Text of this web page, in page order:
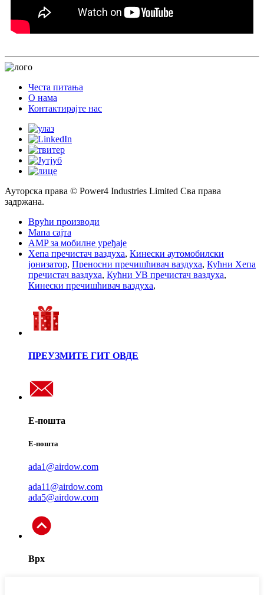
Честа питања
О нама
Контактирајте нас
Ауторска права © Power4 Industries Limited Сва права
задржана.
Врући производи
Мапа сајта
AMP за мобилне уређаје
Хепа пречистач ваздуха, Кинески аутомобилски
јонизатор, Преносни пречишћивач ваздуха, Кућни Хепа
пречистач ваздуха, Кућни УВ пречистач ваздуха,
Кинески пречишћивач ваздуха,
ПРЕУЗМИТЕ ГИТ ОВДЕ
Е-пошта
Е-пошта
ada1@airdow.com
ada11@airdow.com
ada5@airdow.com
Врх